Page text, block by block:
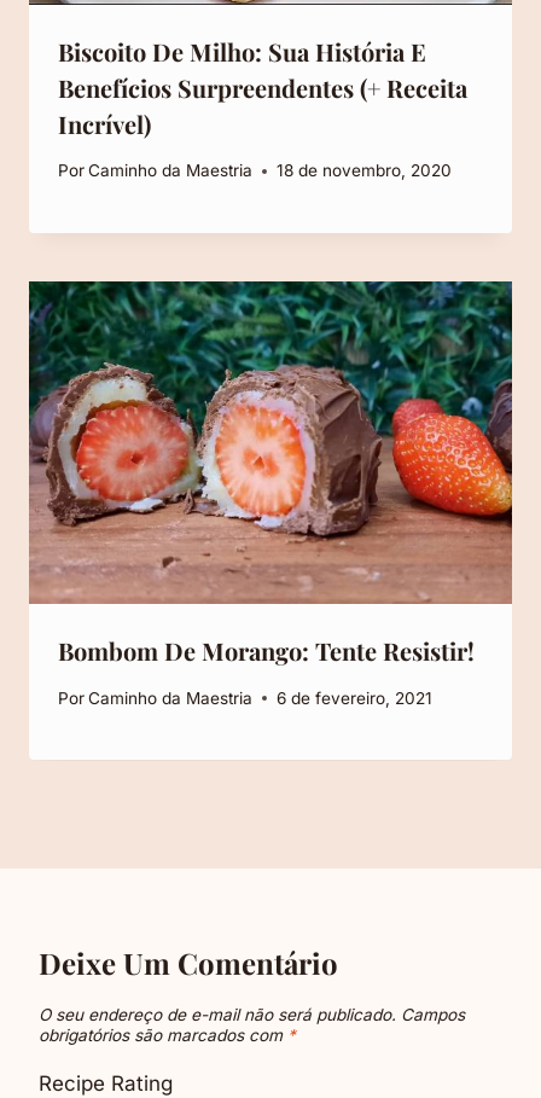
Biscoito De Milho: Sua História E
Benefícios Surpreendentes (+ Receita
Incrível)
PorCaminho da Maestria 18 de novembro, 2020
Bombom De Morango: Tente Resistir!
PorCaminho da Maestria 6 de fevereiro, 2021
Deixe Um Comentário
O seu endereço de e-mail não será publicado. Campos
obrigatórios são marcados com *
Recipe Rating